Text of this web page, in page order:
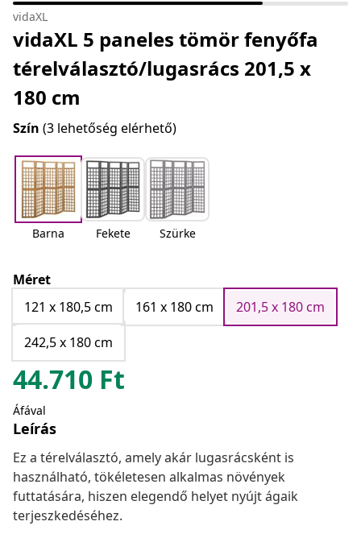
vidaXL
vidaXL 5 paneles tömör fenyőfa
térelválasztó/lugasrács 201,5 x
180 cm
Szín (3 lehetőség elérhető)
Barna Fekete Szürke
Méret
121 x 180,5 cm
161 x 180 cm
201,5 x 180 cm
242,5 x 180 cm
44.710 Ft
Áfával
Leírás
Ez a térelválasztó, amely akár lugasrácsként is
használható, tökéletesen alkalmas növények
futtatására, hiszen elegendő helyet nyújt ágaik
terjeszkedéséhez.